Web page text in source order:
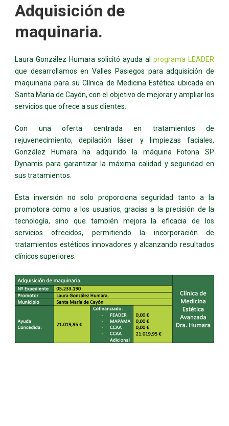
Adquisición de
maquinaria.
Laura González Humara solicitó ayuda al programa LEADER
que desarrollamos en Valles Pasiegos para adquisición de
maquinaria para su Clínica de Medicina Estética ubicada en
Santa Maria de Cayón, con el objetivo de mejorar y ampliar los
servicios que ofrece a sus clientes.
Con una oferta centrada en tratamientos de
rejuvenecimiento, depilación láser y limpiezas faciales,
González Humara ha adquirido la máquina Fotona SP
Dynamis para garantizar la máxima calidad y seguridad en
sus tratamientos.
Esta inversión no solo proporciona seguridad tanto a la
promotora como a los usuarios, gracias a la precisión de la
tecnología, sino que también mejora la eficacia de los
servicios ofrecidos, permitiendo la incorporación de
tratamientos estéticos innovadores y alcanzando resultados
clínicos superiores.